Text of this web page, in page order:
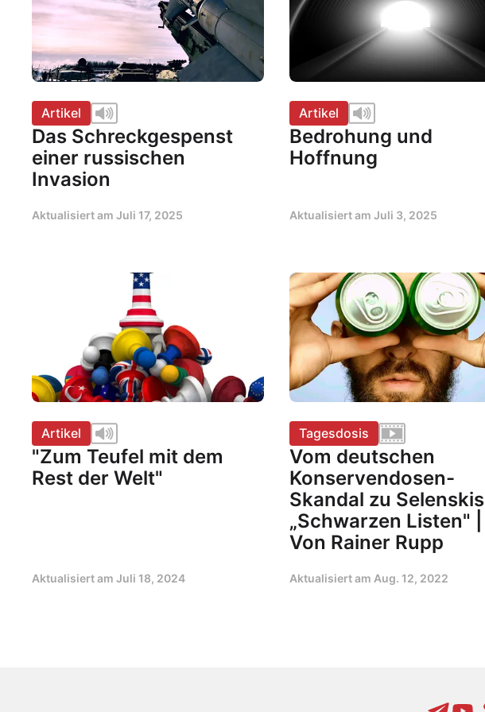
Artikel
Das Schreckgespenst
einer russischen
Invasion
Aktualisiert am Juli 17, 2025
Artikel
Bedrohung und
Hoffnung
Aktualisiert am Juli 3, 2025
Artikel
"Zum Teufel mit dem
Rest der Welt"
Aktualisiert am Juli 18, 2024
Tagesdosis
Vom deutschen
Konservendosen-
Skandal zu Selenskis
„Schwarzen Listen" |
Von Rainer Rupp
Aktualisiert am Aug. 12, 2022